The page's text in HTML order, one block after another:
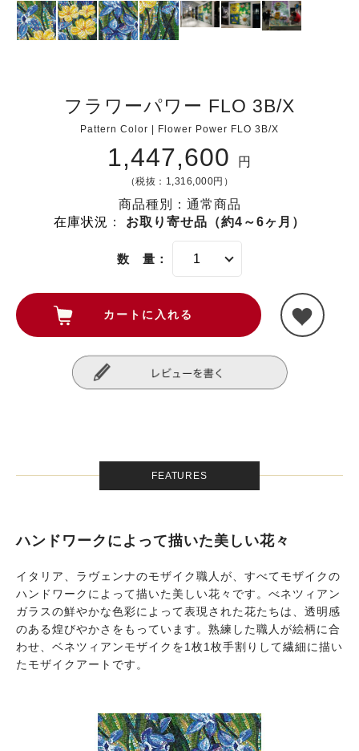
フラワーパワー FLO 3B/X
Pattern Color | Flower Power FLO 3B/X
1,447,600 円
（税抜：1,316,000円）
商品種別：通常商品
在庫状況 ： お取り寄せ品（約4～6ヶ月）
数 量：
FEATURES
ハンドワークによって描いた美しい花々
イタリア、ラヴェンナのモザイク職人が、すべてモザイクの
ハンドワークによって描いた美しい花々です。べネツィアン
ガラスの鮮やかな色彩によって表現された花たちは、透明感
のある煌びやかさをもっています。熟練した職人が絵柄に合
わせ、ベネツィアンモザイクを1枚1枚手割りして繊細に描い
たモザイクアートです。